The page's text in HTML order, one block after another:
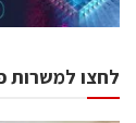
לחצו למשרות